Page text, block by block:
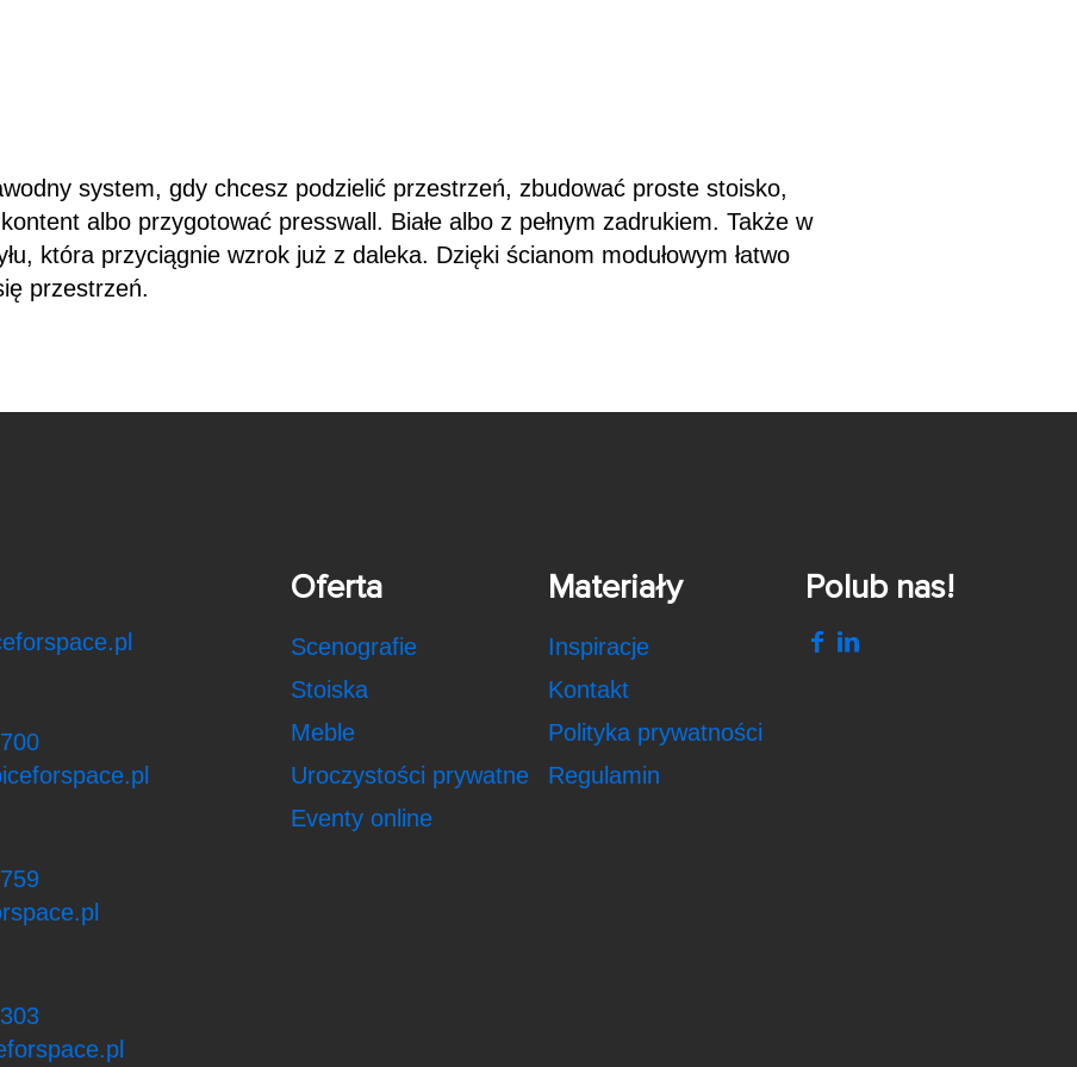
system, gdy chcesz podzielić przestrzeń, zbudować proste stoisko,
albo przygotować presswall. Białe albo z pełnym zadrukiem. Także w
która przyciągnie wzrok już z daleka. Dzięki ścianom modułowym łatwo
przestrzeń.
Oferta
Scenografie
Stoiska
Meble
Uroczystości prywatne
Eventy online
Materiały
Inspiracje
Kontakt
Polityka prywatności
Regulamin
Polub nas!